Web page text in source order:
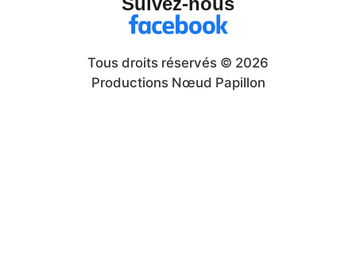
Tous droits réservés © 2026
Productions Nœud Papillon